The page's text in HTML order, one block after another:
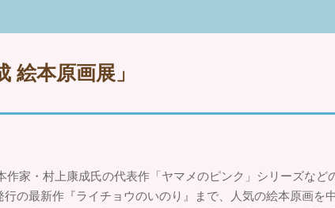
絵本原画展」
作家・村上康成氏の代表作「ヤマメのピンク」シリーズなど
行の最新作『ライチョウのいのり』まで、人気の絵本原画を